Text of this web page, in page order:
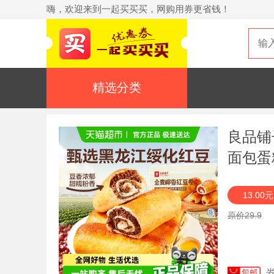
嗨，欢迎来到一起买买买，网购用券更省钱！
精选分类
良品
面包
13.00
原价29.9